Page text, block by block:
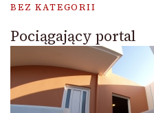
BEZ KATEGORII
Pociągający portal